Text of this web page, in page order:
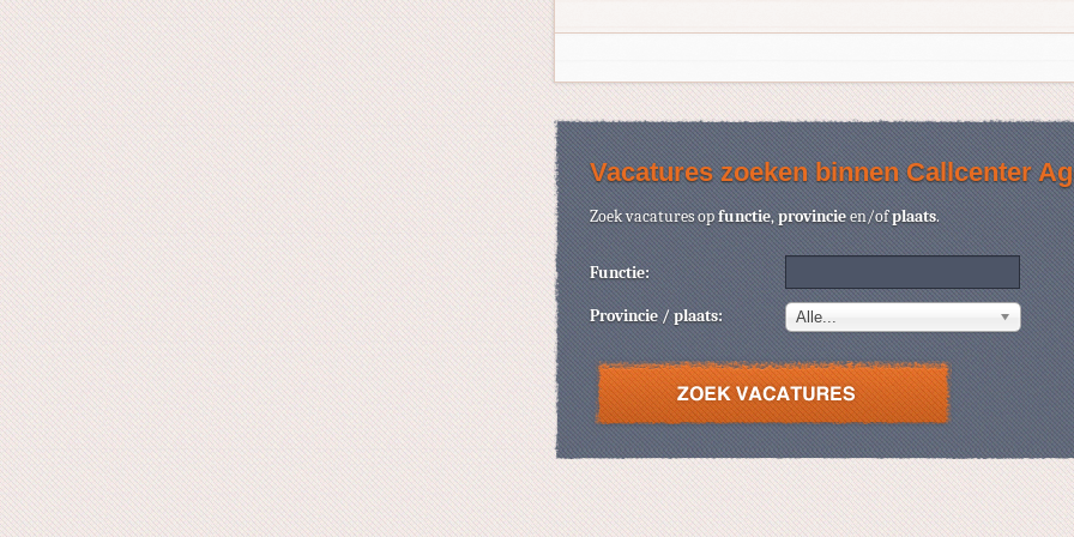
Vacatures zoeken binnen Callcenter
Zoek vacatures opfunctie,provincieen/ofplaats.
Functie:
Provincie / plaats: Alle...